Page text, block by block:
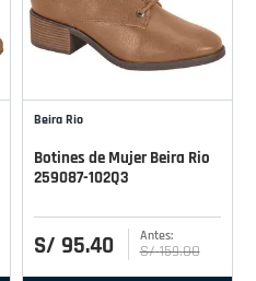
Beira Rio
Botines de Mujer Beira Rio
259087-102Q3
S/ 95.40 S/ 159.00